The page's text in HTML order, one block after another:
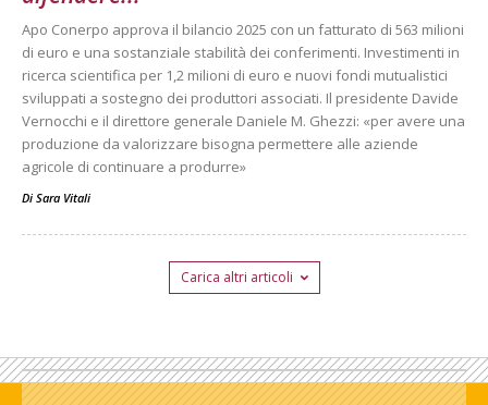
Apo Conerpo approva il bilancio 2025 con un fatturato di 563 milioni
di euro e una sostanziale stabilità dei conferimenti. Investimenti in
ricerca scientifica per 1,2 milioni di euro e nuovi fondi mutualistici
sviluppati a sostegno dei produttori associati. Il presidente Davide
Vernocchi e il direttore generale Daniele M. Ghezzi: «per avere una
produzione da valorizzare bisogna permettere alle aziende
agricole di continuare a produrre»
Di Sara Vitali
Carica altri articoli